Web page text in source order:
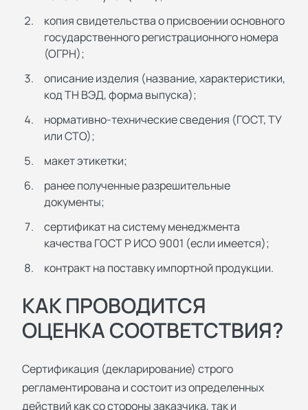
копия свидетельства о присвоении основного
государственного регистрационного номера
(ОГРН);
описание изделия (название, характеристики,
код ТН ВЭД, форма выпуска);
нормативно-технические сведения (ГОСТ, ТУ
или СТО);
макет этикетки;
ранее полученные разрешительные
документы;
сертификат на систему менеджмента
качества ГОСТ Р ИСО 9001 (если имеется);
контракт на поставку импортной продукции.
КАК ПРОВОДИТСЯ
ОЦЕНКА СООТВЕТСТВИЯ?
Сертификация (декларирование) строго
регламентирована и состоит из определенных
действий как со стороны заказчика, так и